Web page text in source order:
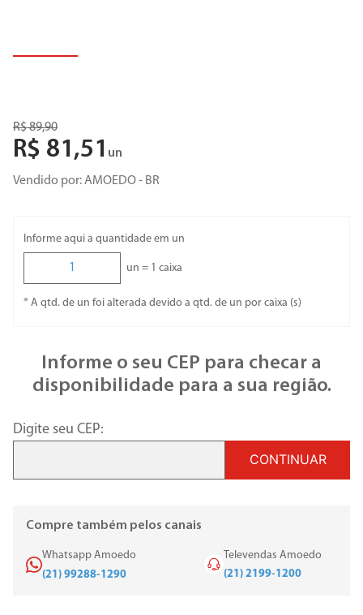
R$89,90
R$ 81,51 un
Vendido por:AMOEDO - BR
Informe aqui a quantidade em un
un = 1 caixa
* A qtd. de un foi alterada devido a qtd. de un por caixa (s)
Informe o seu CEP para checar a
disponibilidade para a sua região.
Digite seu CEP:
CONTINUAR
Compre também pelos canais
Whatsapp Amoedo
(21) 99288-1290
Televendas Amoedo
(21) 2199-1200